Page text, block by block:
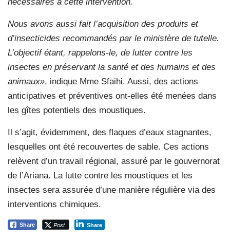
Nous avons aussi fait l’acquisition des produits et
d’insecticides recommandés par le ministère de tutelle.
L’objectif étant, rappelons-le, de lutter contre les
insectes en préservant la santé et des humains et des
animaux», indique Mme Sfaihi. Aussi, des actions
anticipatives et préventives ont-elles été menées dans
les gîtes potentiels des moustiques.
Il s’agit, évidemment, des flaques d’eaux stagnantes,
lesquelles ont été recouvertes de sable. Ces actions
relèvent d’un travail régional, assuré par le gouvernorat
de l’Ariana. La lutte contre les moustiques et les
insectes sera assurée d’une manière régulière via des
interventions chimiques.
Share Post Share